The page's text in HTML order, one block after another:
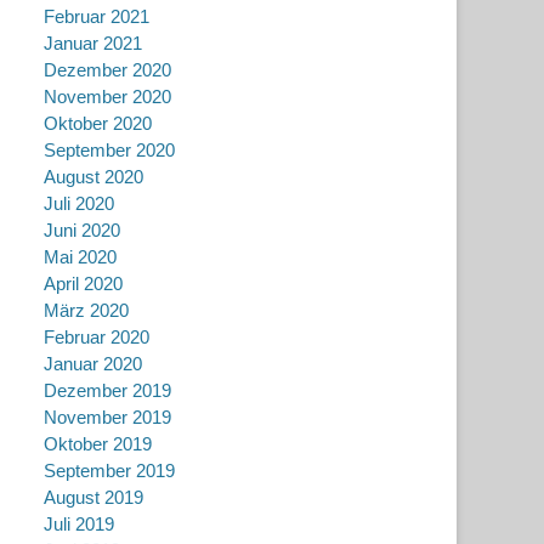
Februar 2021
Januar 2021
Dezember 2020
November 2020
Oktober 2020
September 2020
August 2020
Juli 2020
Juni 2020
Mai 2020
April 2020
März 2020
Februar 2020
Januar 2020
Dezember 2019
November 2019
Oktober 2019
September 2019
August 2019
Juli 2019